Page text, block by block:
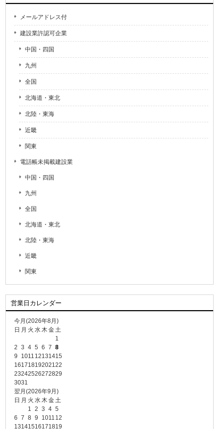
メールアドレス付
建設業許認可企業
中国・四国
九州
全国
北海道・東北
北陸・東海
近畿
関東
電話帳未掲載建設業
中国・四国
九州
全国
北海道・東北
北陸・東海
近畿
関東
営業日カレンダー
今月(2026年8月)
日 月 火 水木金土
1
2 3 4 5 6 7 8
9
1011 12131415
16171819202122
23242526272829
3031
翌月(2026年9月)
日 月 火 水木金土
1 2 3 4 5
6 7 8 9 1011 12
13141516171819